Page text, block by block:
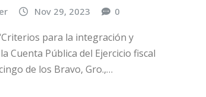
Nov 29, 2023 0
para la integración y
Cuenta Pública del Ejercicio fiscal
de los Bravo, Gro.,…